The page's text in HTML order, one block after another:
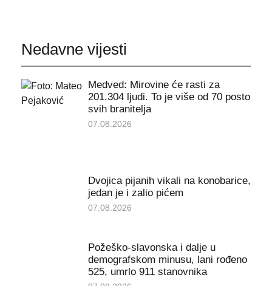
Nedavne vijesti
Medved: Mirovine će rasti za
201.304 ljudi. To je više od 70 posto
svih branitelja
07.08.2026
Dvojica pijanih vikali na konobarice,
jedan je i zalio pićem
07.08.2026
Požeško-slavonska i dalje u
demografskom minusu, lani rođeno
525, umrlo 911 stanovnika